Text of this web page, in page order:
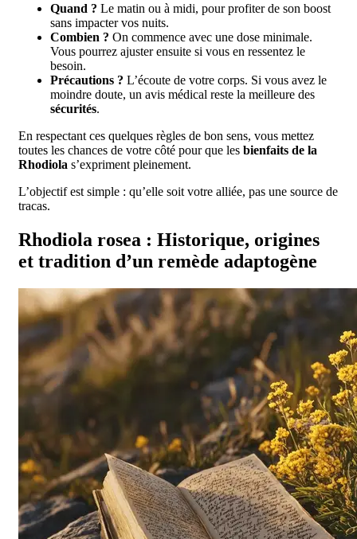
Quand ? Le matin ou à midi, pour profiter de son boost
sans impacter vos nuits.
Combien ? On commence avec une dose minimale.
Vous pourrez ajuster ensuite si vous en ressentez le
besoin.
Précautions ? L’écoute de votre corps. Si vous avez le
moindre doute, un avis médical reste la meilleure des
sécurités.
En respectant ces quelques règles de bon sens, vous mettez
toutes les chances de votre côté pour que les bienfaits de la
Rhodiola s’expriment pleinement.
L’objectif est simple : qu’elle soit votre alliée, pas une source de
tracas.
Rhodiola rosea : Historique, origines
et tradition d’un remède adaptogène